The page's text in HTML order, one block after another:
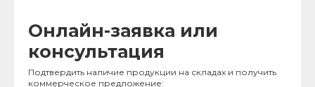
Онлайн-заявка или
консультация
Подтвердить наличие продукции на складах и получить
коммерческое предложение: